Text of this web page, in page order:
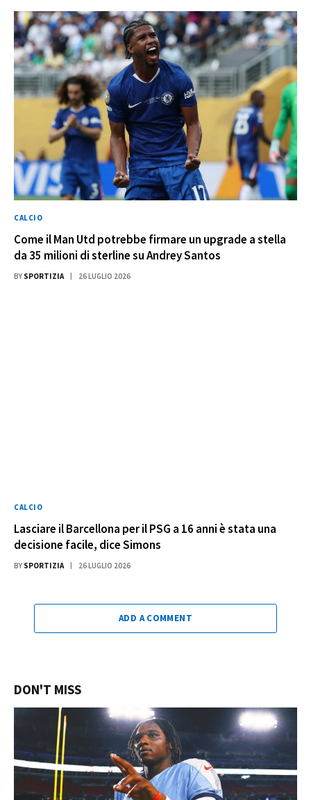
CALCIO
Come il Man Utd potrebbe firmare un upgrade a stella
da 35 milioni di sterline su Andrey Santos
BY SPORTIZIA 26 LUGLIO 2026
CALCIO
Lasciare il Barcellona per il PSG a 16 anni è stata una
decisione facile, dice Simons
BY SPORTIZIA 26 LUGLIO 2026
ADD A COMMENT
DON'T MISS